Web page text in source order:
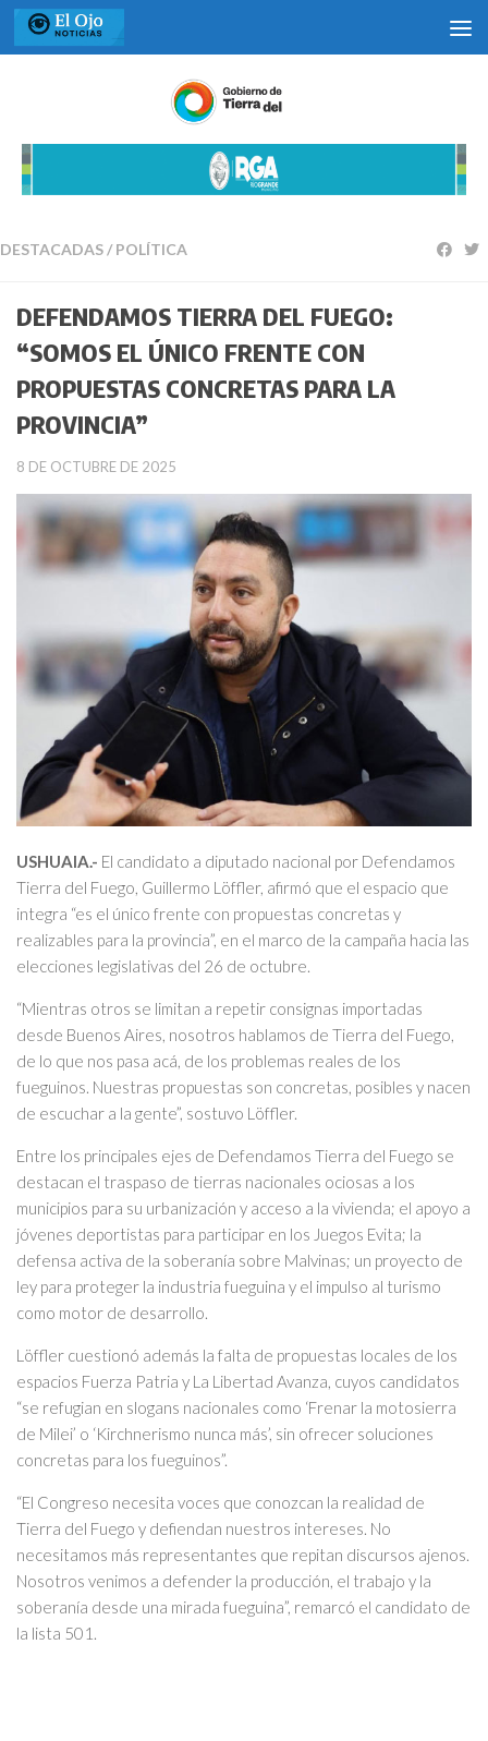
Saltar al contenido
DESTACADAS/ POLÍTICA
DEFENDAMOS TIERRA DEL FUEGO:
“SOMOS EL ÚNICO FRENTE CON
PROPUESTAS CONCRETAS PARA LA
PROVINCIA”
8 DE OCTUBRE DE 2025
USHUAIA.- El candidato a diputado nacional por Defendamos
Tierra del Fuego, Guillermo Löffler, afirmó que el espacio que
integra “es el único frente con propuestas concretas y
realizables para la provincia”, en el marco de la campaña hacia las
elecciones legislativas del 26 de octubre.
“Mientras otros se limitan a repetir consignas importadas
desde Buenos Aires, nosotros hablamos de Tierra del Fuego,
de lo que nos pasa acá, de los problemas reales de los
fueguinos. Nuestras propuestas son concretas, posibles y nacen
de escuchar a la gente”, sostuvo Löffler.
Entre los principales ejes de Defendamos Tierra del Fuego se
destacan el traspaso de tierras nacionales ociosas a los
municipios para su urbanización y acceso a la vivienda; el apoyo a
jóvenes deportistas para participar en los Juegos Evita; la
defensa activa de la soberanía sobre Malvinas; un proyecto de
ley para proteger la industria fueguina y el impulso al turismo
como motor de desarrollo.
Löffler cuestionó además la falta de propuestas locales de los
espacios Fuerza Patria y La Libertad Avanza, cuyos candidatos
“se refugian en slogans nacionales como ‘Frenar la motosierra
de Milei’ o ‘Kirchnerismo nunca más’, sin ofrecer soluciones
concretas para los fueguinos”.
“El Congreso necesita voces que conozcan la realidad de
Tierra del Fuego y defiendan nuestros intereses. No
necesitamos más representantes que repitan discursos ajenos.
Nosotros venimos a defender la producción, el trabajo y la
soberanía desde una mirada fueguina”, remarcó el candidato de
la lista 501.